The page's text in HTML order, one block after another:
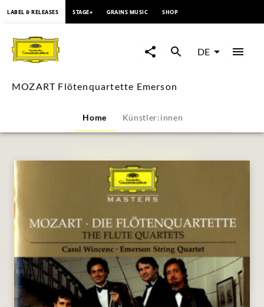
MOZART
Flötenquartette
Emerson
Deutsche
Grammophon
LABEL & RELEASES STAGE+ GRAINS MUSIC SHOP
DE
MOZART Flötenquartette Emerson
Home Künstler:innen